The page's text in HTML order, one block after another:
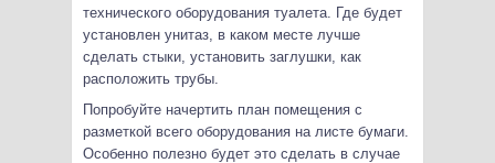
технического оборудования туалета. Где будет
установлен унитаз, в каком месте лучше
сделать стыки, установить заглушки, как
расположить трубы.
Попробуйте начертить план помещения с
разметкой всего оборудования на листе бумаги.
Особенно полезно будет это сделать в случае